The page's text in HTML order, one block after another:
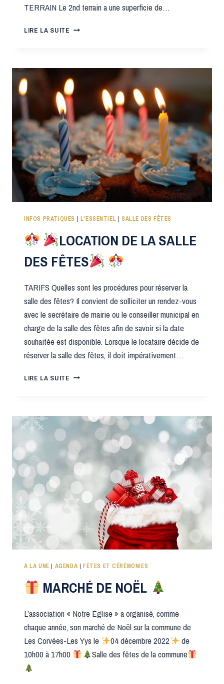
TERRAIN Le 2nd terrain a une superficie de…
LIRE LA SUITE
TERRAINS
SUR
LA
COMMUNE
INFOS PRATIQUES | L'ESSENTIEL |SALLE DES FÊTES
LOCATION DE LA SALLE
DES FÊTES
TARIFS Quelles sont les procédures pour réserver la
salle des fêtes? Il convient de solliciter un rendez-vous
avec le secrétaire de mairie ou le conseiller municipal en
charge de la salle des fêtes afin de savoir si la date
souhaitée est disponible. Lorsque le locataire décide de
réserver la salle des fêtes, il doit impérativement…
LIRE LA SUITE
LA
FÊTES
A LA UNE | AGENDA | FÊTES ET CÉRÉMONIES
MARCHÉ DE NOËL
L’association « Notre Église » a organisé, comme
chaque année, son marché de Noël sur la commune de
Les Corvées-Les Yys le
04 décembre 2022
de
10h00 à 17h00
Salle des fêtes de la commune